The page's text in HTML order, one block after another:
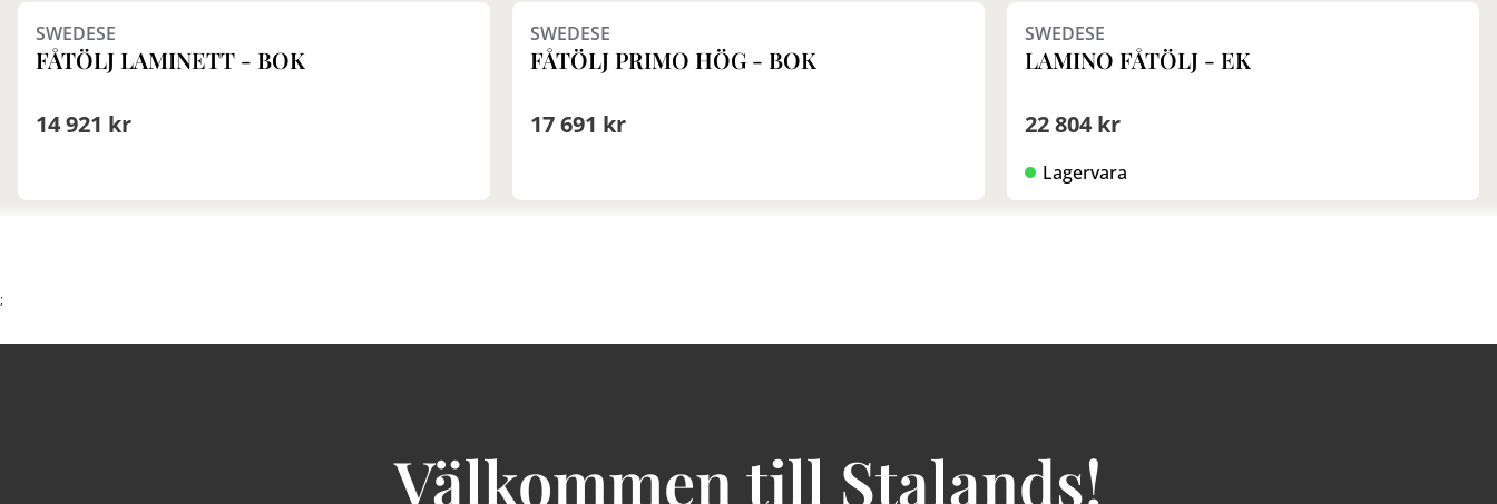
SWEDESE
FÅTÖLJ LAMINETT - BOK
14 921 kr
SWEDESE
FÅTÖLJ PRIMO HÖG - BOK
17 691 kr
SWEDESE
LAMINO FÅTÖLJ - EK
22 804 kr
Lagervara
;
Välkommen till Stalands!